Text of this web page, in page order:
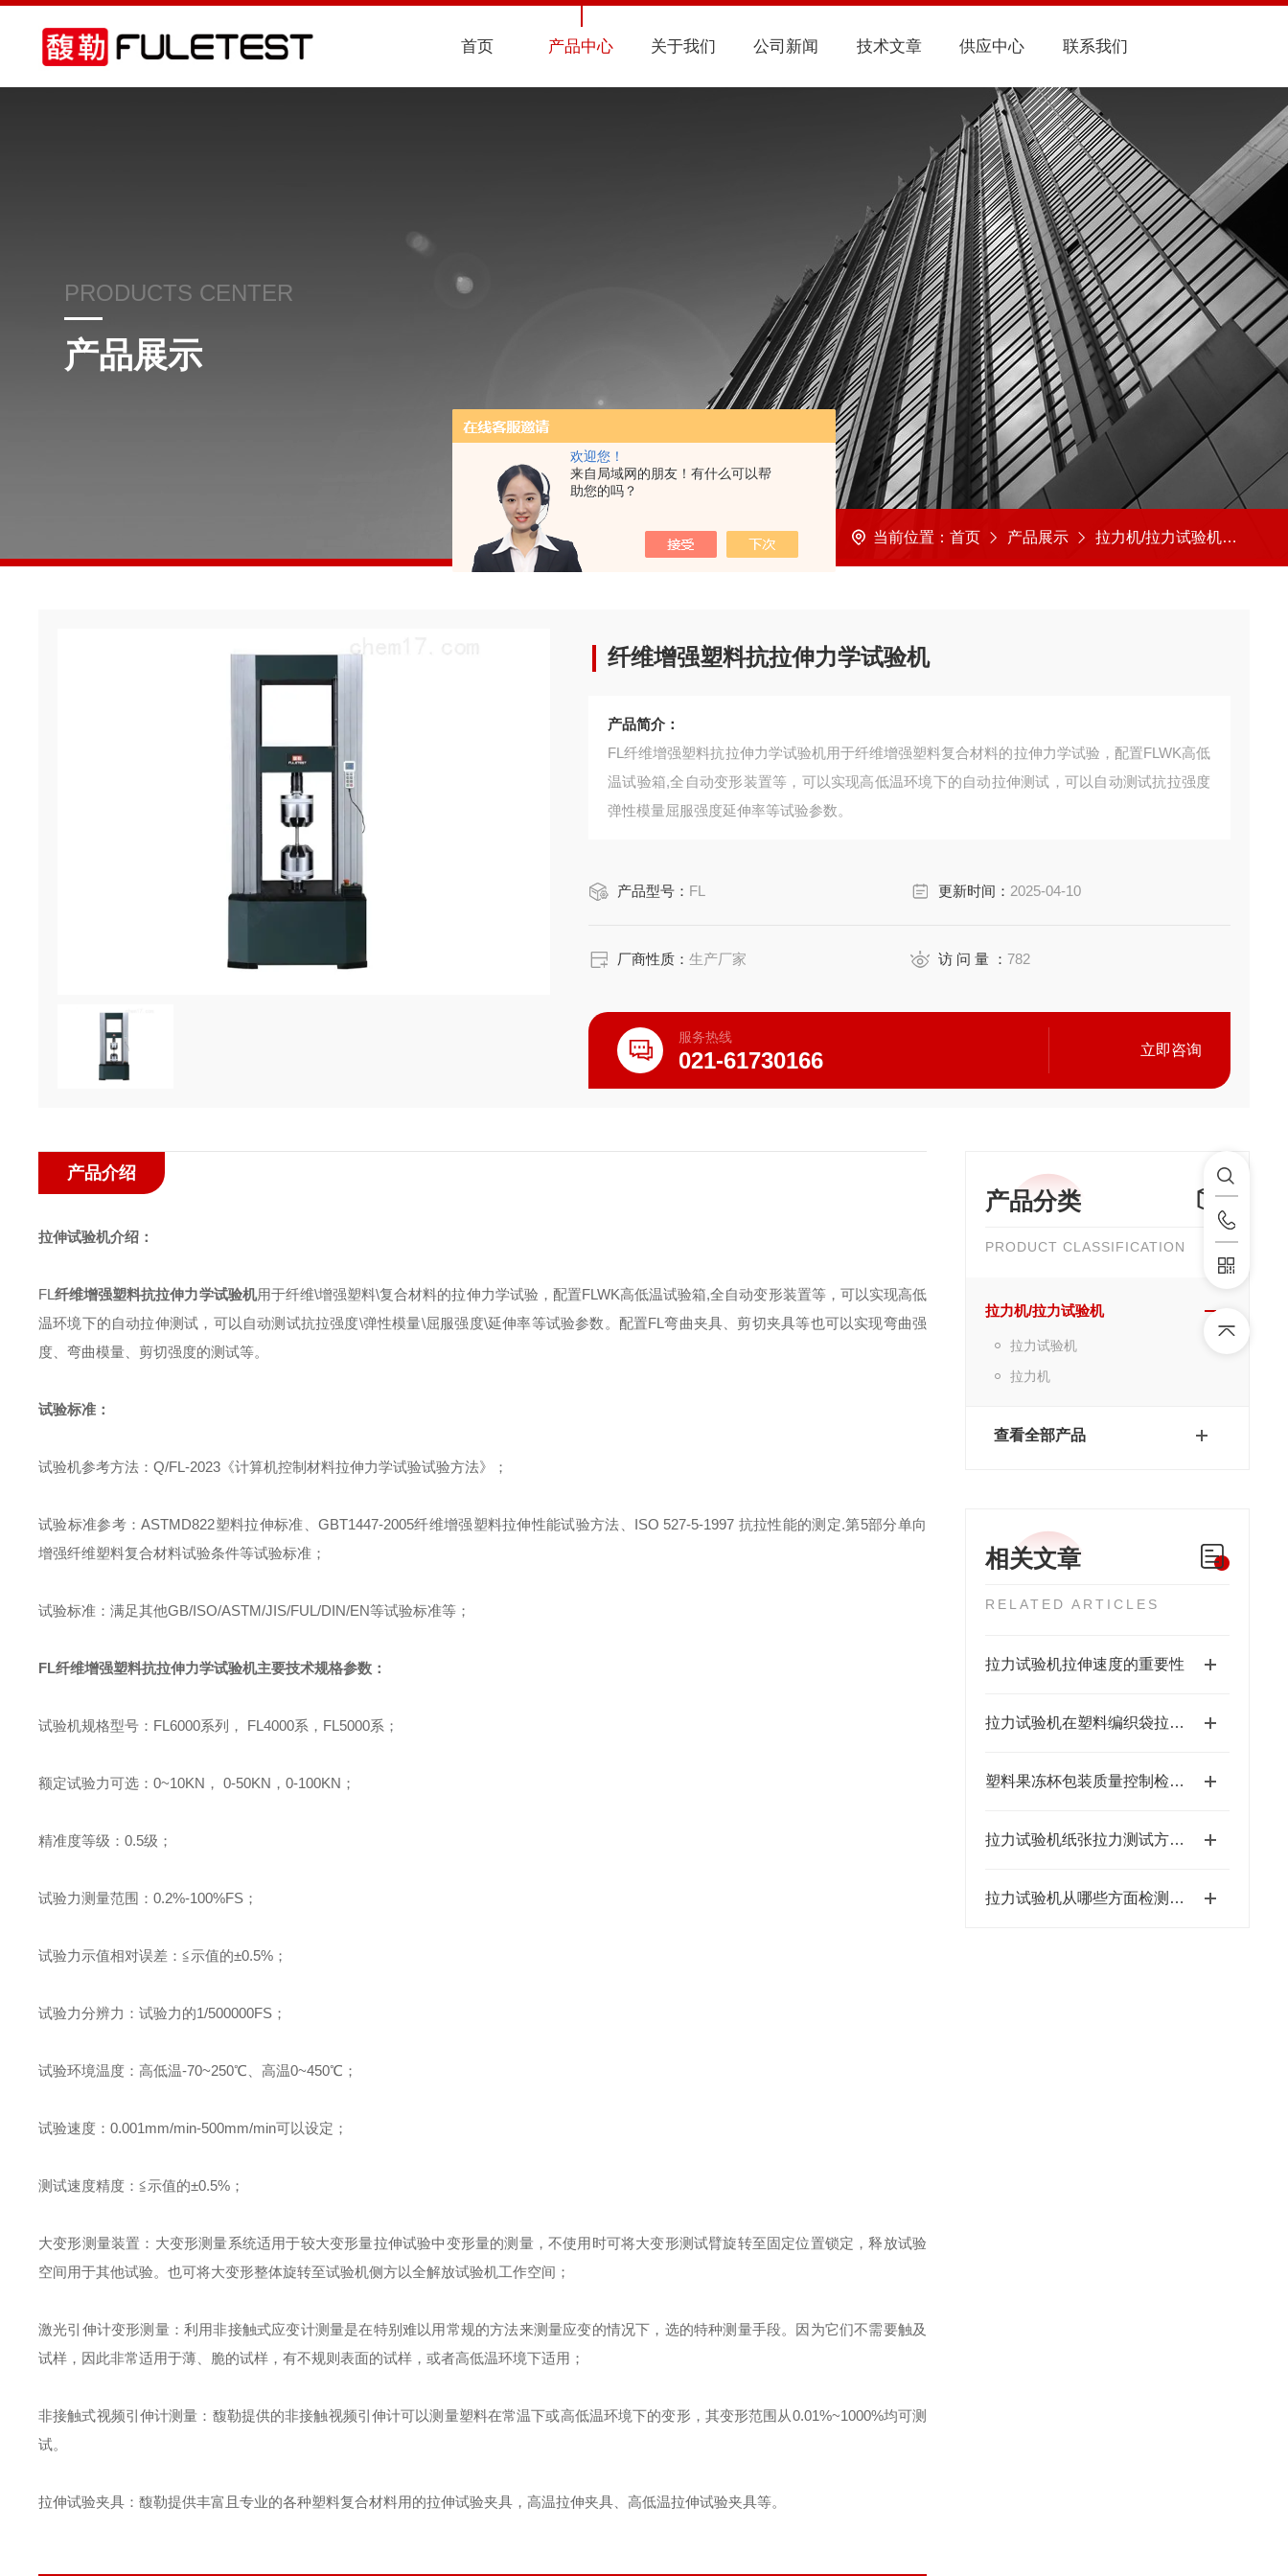
欢迎您！
来自局域网的朋友！有什么可以帮
助您的吗？
首页 产品中心 关于我们 公司新闻 技术文章 供应中心 联系我们
PRODUCTS CENTER
产品展示
当前位置： 首页 产品展示 拉力机/拉力试验机
纤维增强塑料抗拉伸力学试验机
产品简介：
FL纤维增强塑料抗拉伸力学试验机用于纤维增强塑料复合材料的拉伸力学试验，配置FLWK高低
温试验箱,全自动变形装置等，可以实现高低温环境下的自动拉伸测试，可以自动测试抗拉强度
弹性模量屈服强度延伸率等试验参数。
产品型号： FL 更新时间： 2025-04-10
厂商性质：生产厂家 访 问 量 ： 782
服务热线
021-61730166 立即咨询
产品分类
PRODUCT CLASSIFICATION
拉力机/拉力试验机
拉力试验机
拉力机
查看全部产品
相关文章
RELATED ARTICLES
拉力试验机拉伸速度的重要性
拉力试验机在塑料编织袋拉伸测试中的应用
塑料果冻杯包装质量控制检测仪器及检测项目
拉力试验机纸张拉力测试方法及操作步骤
拉力试验机从哪些方面检测书包质量
产品介绍
拉伸试验机介绍 ：
FL 纤维增强塑料抗拉伸力学试验机用于纤维\增强塑料\复合材料的拉伸力学试验 ， 配置FLWK高低温试验箱,全自动变形装置等， 可以实现高低
温环境下的自动拉伸测试 ， 可以自动测试抗拉强度\弹性模量\屈服强度\延伸率等试验参数。配置FL弯曲夹具、剪切夹具等也可以实现弯曲强
度、弯曲模量、剪切强度的测试等。
试验标准：
试验机参考方法 ： Q/FL-2023 《计算机控制材料拉伸力学试验试验方法》 ；
试验标准参考：ASTMD822塑料拉伸标准、 GBT1447-2005纤维增强塑料拉伸性能试验方法、 ISO 527-5-1997 抗拉性能的测定.第5部分单向
增强纤维塑料复合材料试验条件等试验标准 ；
试验标准 ： 满足其他GB/ISO/ASTM/JIS/FUL/DIN/EN等试验标准等 ；
FL纤维增强塑料抗拉伸力学试验机主要技术规格参数 ：
试验机规格型号 ： FL6000系列 ， FL4000系 ， FL5000系 ；
额定试验力可选 ： 0~10KN ， 0-50KN ， 0-100KN ；
精准度等级 ： 0.5级 ；
试验力测量范围 ： 0.2%-100%FS ；
试验力示值相对误差 ： ≦示值的±0.5% ；
试验力分辨力 ： 试验力的1/500000FS ；
试验环境温度 ： 高低温-70~250℃、高温0~450℃ ；
试验速度 ： 0.001mm/min-500mm/min可以设定 ；
测试速度精度 ： ≦示值的±0.5% ；
大变形测量装置 ： 大变形测量系统适用于较大变形量拉伸试验中变形量的测量，不使用时可将大变形测试臂旋转至固定位置锁定，释放试验
空间用于其他试验。也可将大变形整体旋转至试验机侧方以全解放试验机工作空间 ；
激光引伸计变形测量： 利用非接触式应变计测量是在特别难以用常规的方法来测量应变的情况下，选的特种测量手段。因为它们不需要触及
试样，因此非常适用于薄、脆的试样，有不规则表面的试样，或者高低温环境下适用 ；
非接触式视频引伸计测量 ： 馥勒提供的非接触视频引伸计可以测量塑料在常温下或高低温环境下的变形，其变形范围从0.01%~1000%均可测
试。
拉伸试验夹具 ： 馥勒提供丰富且专业的各种塑料复合材料用的拉伸试验夹具，高温拉伸夹具、高低温拉伸试验夹具等。